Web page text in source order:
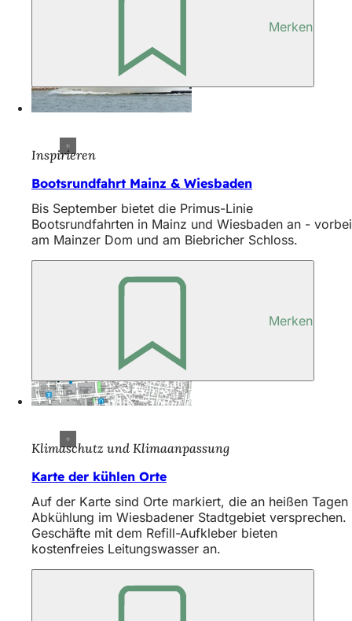
Merken
Inspirieren
Bootsrundfahrt Mainz & Wiesbaden
Bis September bietet die Primus-Linie
Bootsrundfahrten in Mainz und Wiesbaden an - vorbei
am Mainzer Dom und am Biebricher Schloss.
Merken
Klimaschutz und Klimaanpassung
Karte der kühlen Orte
Auf der Karte sind Orte markiert, die an heißen Tagen
Abkühlung im Wiesbadener Stadtgebiet versprechen.
Geschäfte mit dem Refill-Aufkleber bieten
kostenfreies Leitungswasser an.